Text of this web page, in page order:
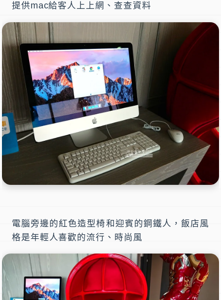
提供mac給客人上上網、查查資料
電腦旁邊的紅色造型椅和迎賓的鋼鐵人，飯店風
格是年輕人喜歡的流行、時尚風